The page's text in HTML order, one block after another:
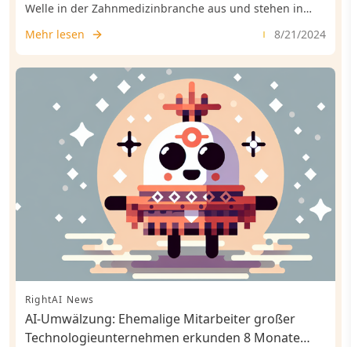
Welle in der Zahnmedizinbranche aus und stehen in
Mehr lesen 8/21/2024
RightAI News
AI-Umwälzung: Ehemalige Mitarbeiter großer
Technologieunternehmen erkunden 8 Monate